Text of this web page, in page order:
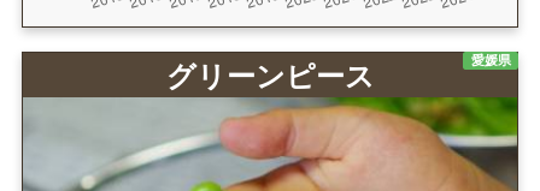
愛媛県
グリーンピース